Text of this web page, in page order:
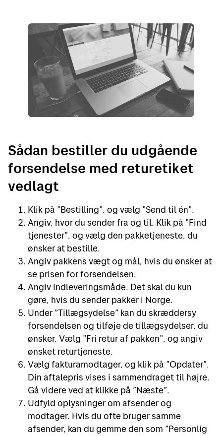
Sådan bestiller du udgående
forsendelse med returetiket
vedlagt
Klik på ”Bestilling”, og vælg ”Send til én”.
Angiv, hvor du sender fra og til. Klik på ”Find
tjenester”, og vælg den pakketjeneste, du
ønsker at bestille.
Angiv pakkens vægt og mål, hvis du ønsker at
se prisen for forsendelsen.
Angiv indleveringsmåde. Det skal du kun
gøre, hvis du sender pakker i Norge.
Under ”Tillægsydelse” kan du skræddersy
forsendelsen og tilføje de tillægsydelser, du
ønsker. Vælg ”Fri retur af pakken”, og angiv
ønsket returtjeneste.
Vælg fakturamodtager, og klik på ”Opdater”.
Din aftalepris vises i sammendraget til højre.
Gå videre ved at klikke på ”Næste”.
Udfyld oplysninger om afsender og
modtager. Hvis du ofte bruger samme
afsender, kan du gemme den som ”Personlig